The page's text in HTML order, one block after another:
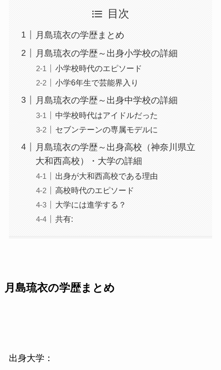
目次
月島琉衣の学歴まとめ
月島琉衣の学歴～出身小学校の詳細
小学校時代のエピソード
小学6年生で芸能界入り
月島琉衣の学歴～出身中学校の詳細
中学校時代はアイドルだった
セブンテーンの専属モデルに
月島琉衣の学歴～出身高校（神奈川県立
大和西高校）・大学の詳細
出身が大和西高校である理由
高校時代のエピソード
大学には進学する？
共有:
月島琉衣の学歴まとめ
出身大学：